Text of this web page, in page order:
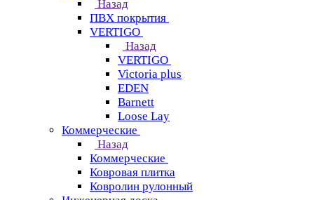
Назад
ПВХ покрытия
VERTIGO
Назад
VERTIGO
Victoria plus
EDEN
Barnett
Loose Lay
Коммерческие
Назад
Коммерческие
Ковровая плитка
Ковролин рулонный